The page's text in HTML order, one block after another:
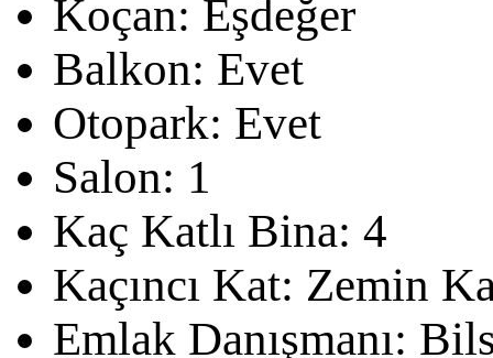
Koçan: Eşdeğer
Balkon: Evet
Otopark: Evet
Salon: 1
Kaç Katlı Bina: 4
Kaçıncı Kat: Zemin
Emlak Danışmanı: